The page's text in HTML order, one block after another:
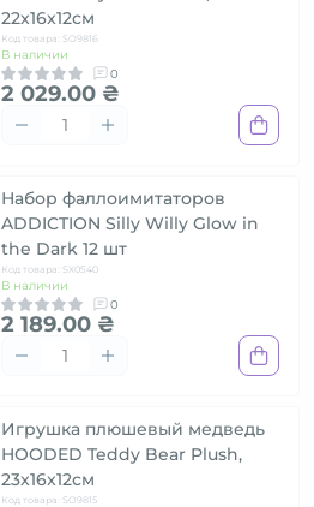
22x16x12см
Код товара: SO9816
В наличии
0
2 029.00 ₴
Набор фаллоимитаторов
ADDICTION Silly Willy Glow in
the Dark 12 шт
Код товара: SX0540
В наличии
0
2 189.00 ₴
Игрушка плюшевый медведь
HOODED Teddy Bear Plush,
23x16x12см
Код товара: SO9815